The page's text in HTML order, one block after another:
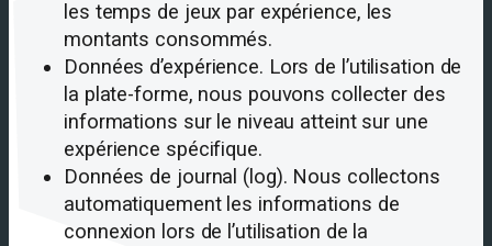
les temps de jeux par expérience, les
montants consommés.
Données d’expérience. Lors de l’utilisation de
la plate-forme, nous pouvons collecter des
informations sur le niveau atteint sur une
expérience spécifique.
Données de journal (log). Nous collectons
automatiquement les informations de
connexion lors de l’utilisation de la